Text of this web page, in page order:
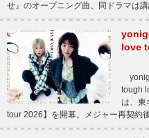
せ』のオープニング曲。同ドラマは
love
tough
は、東
tour 2026】を開幕。メジャー再契約